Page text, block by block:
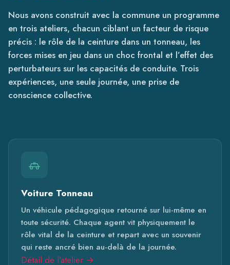
Nous avons construit avec la commune un programme
en trois ateliers, chacun ciblant un facteur de risque
précis : le rôle de la ceinture dans un tonneau, les
forces mises en jeu dans un choc frontal et l’effet des
perturbateurs sur les capacités de conduite. Trois
expériences, une seule journée, une prise de
conscience collective.
Voiture Tonneau
Un véhicule pédagogique retourné sur lui-même en
toute sécurité. Chaque agent vit physiquement le
rôle vital de la ceinture et repart avec un souvenir
qui reste ancré bien au-delà de la journée.
Détail de l’atelier →